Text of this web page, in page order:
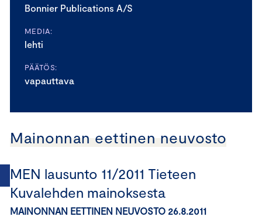
Bonnier Publications A/S
MEDIA:
lehti
PÄÄTÖS:
vapauttava
Mainonnan eettinen neuvosto
MEN lausunto 11/2011 Tieteen
Kuvalehden mainoksesta
MAINONNAN EETTINEN NEUVOSTO 26.8.2011